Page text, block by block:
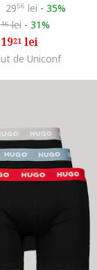
2956 lei - 35%
16lei - 31%
1921 lei
de Uniconf